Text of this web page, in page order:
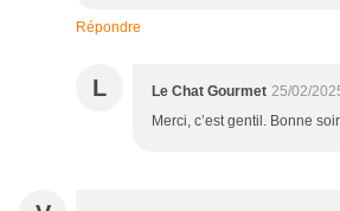
Répondre
L Le Chat Gourmet 25/02/
Merci, c’est gentil. Bonne